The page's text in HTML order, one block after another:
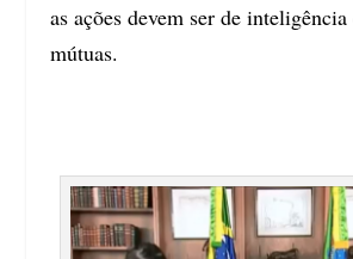
as ações devem ser de
mútuas.